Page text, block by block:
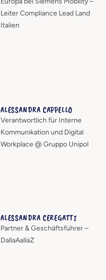
Leiter Compliance Lead Land
Italien
ALESSANDRA CAPPELLO
Verantwortlich für Interne
Kommunikation und Digital
Workplace @ Gruppo Unipol
ALESSANDRA CEREGATTI
Partner & Geschäftsführer –
DallaAallaZ